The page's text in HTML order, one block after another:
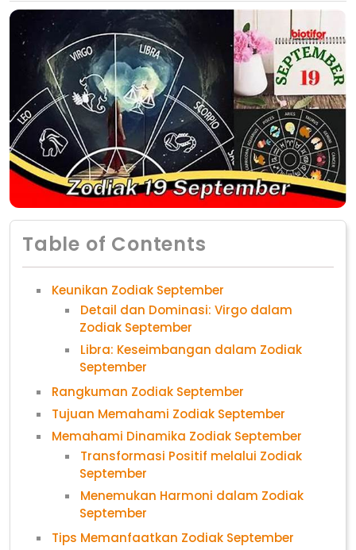
Table of Contents
Keunikan Zodiak September
Detail dan Dominasi: Virgo dalam
Zodiak September
Libra: Keseimbangan dalam Zodiak
September
Rangkuman Zodiak September
Tujuan Memahami Zodiak September
Memahami Dinamika Zodiak September
Transformasi Positif melalui Zodiak
September
Menemukan Harmoni dalam Zodiak
September
Tips Memanfaatkan Zodiak September